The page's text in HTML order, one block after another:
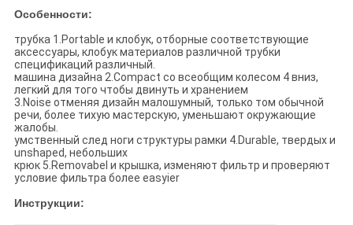
Особенности:
трубка 1.Portable и клобук, отборные соответствующие
аксессуары, клобук материалов различной трубки
спецификаций различный.
машина дизайна 2.Compact со всеобщим колесом 4 вниз,
легкий для того чтобы двинуть и хранением
3.Noise отменяя дизайн малошумный, только том обычной
речи, более тихую мастерскую, уменьшают окружающие
жалобы.
умственный след ноги структуры рамки 4.Durable, твердых и
unshaped, небольших
крюк 5.Removabel и крышка, изменяют фильтр и проверяют
условие фильтра более easyier
Инструкции: